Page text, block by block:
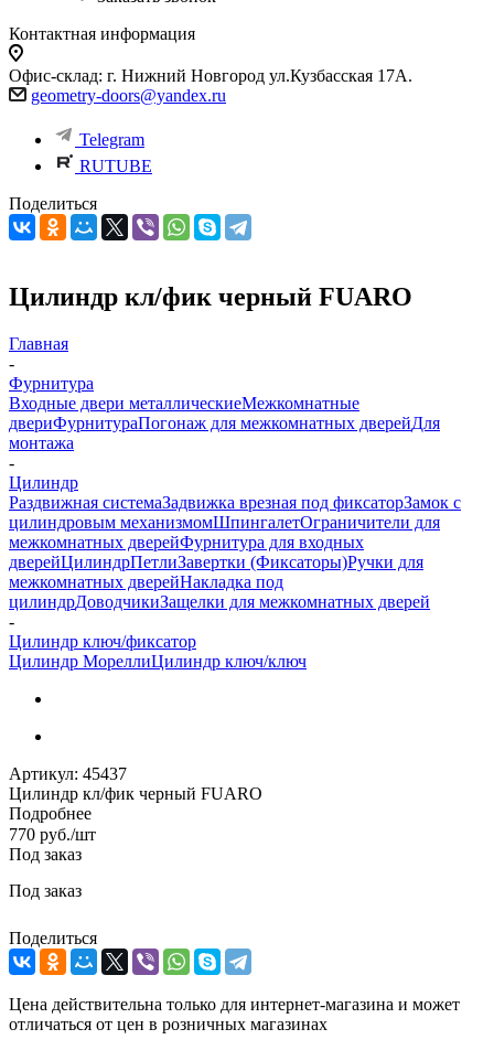
Контактная информация
Офис-склад: г. Нижний Новгород ул.Кузбасская 17А.
geometry-doors@yandex.ru
Telegram
RUTUBE
Поделиться
Цилиндр кл/фик черный FUARO
Главная
-
Фурнитура
Входные двери металлическиеМежкомнатные
двериФурнитураПогонаж для межкомнатных дверейДля
монтажа
-
Цилиндр
Раздвижная системаЗадвижка врезная под фиксаторЗамок с
цилиндровым механизмомШпингалетОграничители для
межкомнатных дверейФурнитура для входных
дверейЦилиндрПетлиЗавертки (Фиксаторы)Ручки для
межкомнатных дверейНакладка под
цилиндрДоводчикиЗащелки для межкомнатных дверей
-
Цилиндр ключ/фиксатор
Цилиндр МореллиЦилиндр ключ/ключ
Артикул: 45437
Цилиндр кл/фик черный FUARO
Подробнее
770 руб./шт
Под заказ
Под заказ
Поделиться
Цена действительна только для интернет-магазина и может
отличаться от цен в розничных магазинах